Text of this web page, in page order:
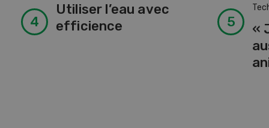
Utiliser l’eau avec
efficience
«